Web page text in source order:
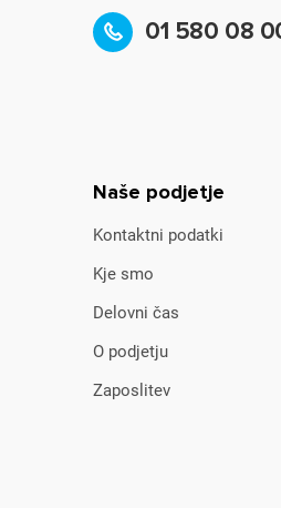
01 580 08
Naše podjetje
Kontaktni podatki
Kje smo
Delovni čas
O podjetju
Zaposlitev